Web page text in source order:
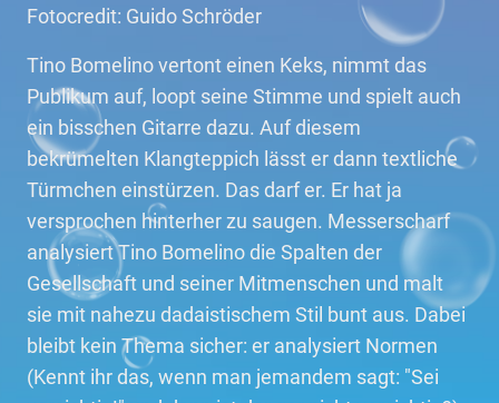
Fotocredit: Guido Schröder
Tino Bomelino vertont einen Keks, nimmt das
Publikum auf, loopt seine Stimme und spielt auch
ein bisschen Gitarre dazu. Auf diesem
bekrümelten Klangteppich lässt er dann textliche
Türmchen einstürzen. Das darf er. Er hat ja
versprochen hinterher zu saugen. Messerscharf
analysiert Tino Bomelino die Spalten der
Gesellschaft und seiner Mitmenschen und malt
sie mit nahezu dadaistischem Stil bunt aus. Dabei
bleibt kein Thema sicher: er analysiert Normen
(Kennt ihr das, wenn man jemandem sagt: "Sei